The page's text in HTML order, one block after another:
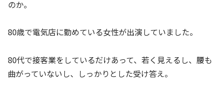
のか。
80歳で電気店に勤めている女性が出演していました。
80代で接客業をしているだけあって、若く見えるし、腰も
曲がっていないし、しっかりとした受け答え。